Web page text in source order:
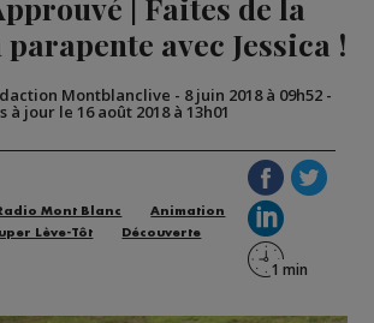
avec Jessica !
Montblanclive - 8 juin 2018 à 09h52-
à jour le 16 août 2018 à 13h01
Mont Blanc
Animation
Lève-Tôt
Découverte